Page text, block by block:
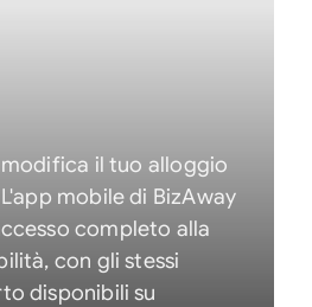
il tuo alloggio
mobile di BizAway
completo alla
con gli stessi
disponibili su